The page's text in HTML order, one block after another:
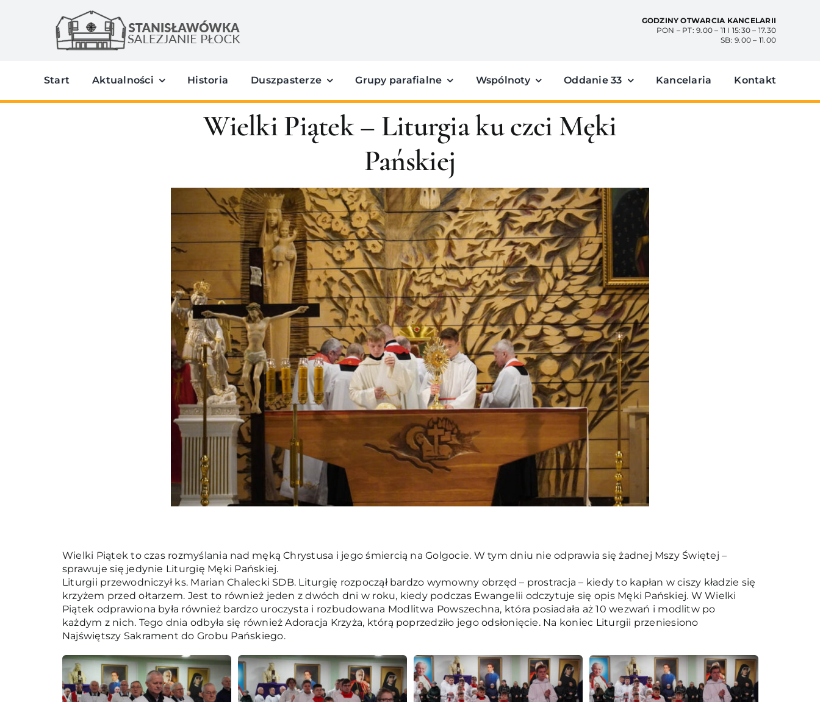
GODZINY OTWARCIA KANCELARII
PON – PT: 9.00 – 11 I 15:30 – 17.30
SB: 9.00 – 11.00
Start Aktualności Historia Duszpasterze Grupy parafialne Wspólnoty Oddanie 33 Kancelaria Kontakt
Wielki Piątek – Liturgia ku czci Męki
Pańskiej
Wielki Piątek to czas rozmyślania nad męką Chrystusa i jego śmiercią na Golgocie. W tym dniu nie odprawia się żadnej Mszy Świętej –
sprawuje się jedynie Liturgię Męki Pańskiej.
Liturgii przewodniczył ks. Marian Chalecki SDB. Liturgię rozpoczął bardzo wymowny obrzęd – prostracja – kiedy to kapłan w ciszy kładzie się
krzyżem przed ołtarzem. Jest to również jeden z dwóch dni w roku, kiedy podczas Ewangelii odczytuje się opis Męki Pańskiej. W Wielki
Piątek odprawiona była również bardzo uroczysta i rozbudowana Modlitwa Powszechna, która posiadała aż 10 wezwań i modlitw po
każdym z nich. Tego dnia odbyła się również Adoracja Krzyża, którą poprzedziło jego odsłonięcie. Na koniec Liturgii przeniesiono
Najświętszy Sakrament do Grobu Pańskiego.